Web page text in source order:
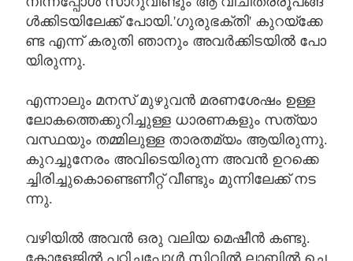
ൾക്കിടയിലേക്ക് പോയി.'ഗുരുഭക്തി' കുറയ്ക്കേ
ണ്ട എന്ന് കരുതി ഞാനും അവർക്കിടയിൽ പോ
യിരുന്നു.
എന്നാലും മനസ് മുഴുവൻ മരണശേഷം ഉള്ള
ലോകത്തെക്കുറിച്ചുള്ള ധാരണകളും സത്യാ
വസ്ഥയും തമ്മിലുള്ള താരതമ്യം ആയിരുന്നു.
കുറച്ചുനേരം അവിടെയിരുന്ന അവൻ ഉറക്കെ
ച്ചിരിച്ചുകൊണ്ടെണീറ്റ് വീണ്ടും മുന്നിലേക്ക് നട
ന്നു.
വഴിയിൽ അവൻ ഒരു വലിയ മെഷീൻ കണ്ടു.
കോളേജിൽ പഠിച്ചപ്പോൾ സിവിൽ ലാബിൽ ചെ